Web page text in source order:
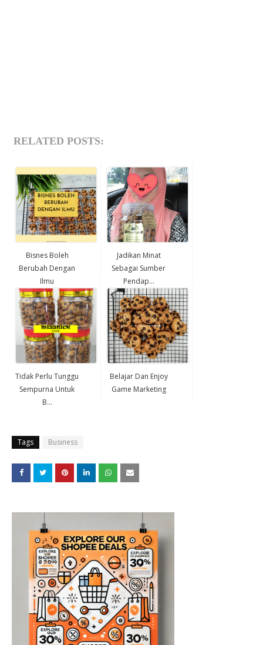
RELATED POSTS:
Bisnes Boleh
Berubah Dengan
Ilmu
Jadikan Minat
Sebagai Sumber
Pendap...
Tidak Perlu Tunggu
Sempurna Untuk
B...
Belajar Dan Enjoy
Game Marketing
Tags Business